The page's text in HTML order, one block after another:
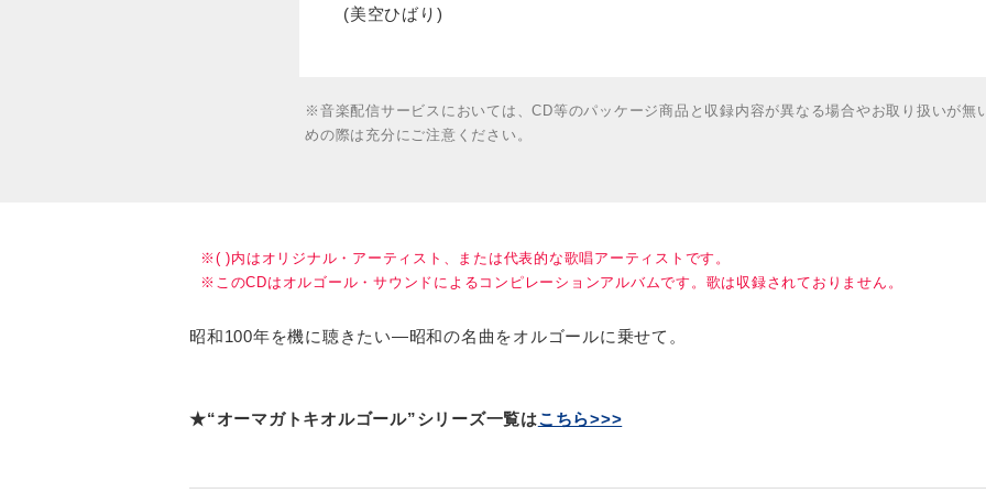
(美空ひばり)
※音楽配信サービスにおいては、CD等のパッケージ商品と収録内容が異なる場合やお取り扱いが無
めの際は充分にご注意ください。
※( )内はオリジナル・アーティスト、または代表的な歌唱アーティストです。
※このCDはオルゴール・サウンドによるコンピレーションアルバムです。歌は収録されておりません。
昭和100年を機に聴きたい―昭和の名曲をオルゴールに乗せて。
★“オーマガトキオルゴール”シリーズ一覧はこちら>>>